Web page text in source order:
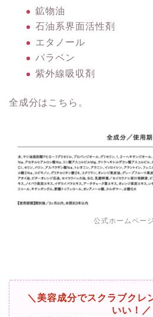
鉱物油
石油系界面活性剤
エタノール
パラベン
紫外線吸収剤
全成分はこちら。
公式ホームペー
＼美容成分でスクラブクレ
いい！／